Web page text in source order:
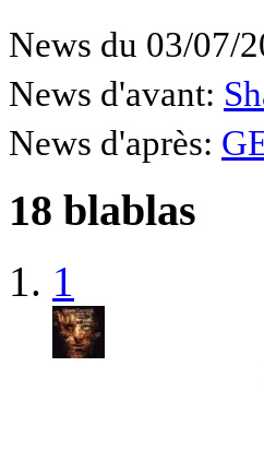
News du 03/07/
News d'avant:
News d'après:
18 blablas
1